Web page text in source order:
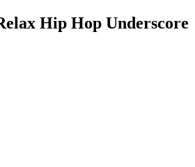
Hip Hop Underscore